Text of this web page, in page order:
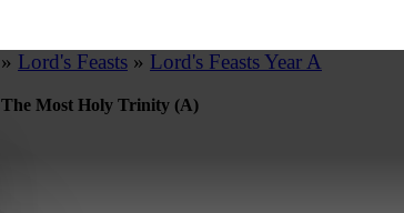
» Lord's Feasts » Lord's Feasts Year A
The Most Holy Trinity (A)